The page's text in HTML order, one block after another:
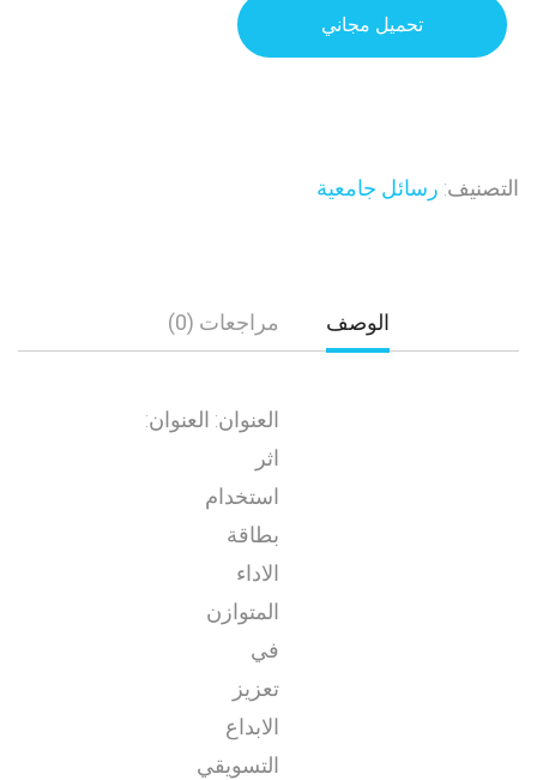
تحميل مجاني
التصنيف: رسائل جامعية
الوصف مراجعات (0)
العنوان: العنوان:
اثر
استخدام
بطاقة
الاداء
المتوازن
في
تعزيز
الابداع
التسويقي